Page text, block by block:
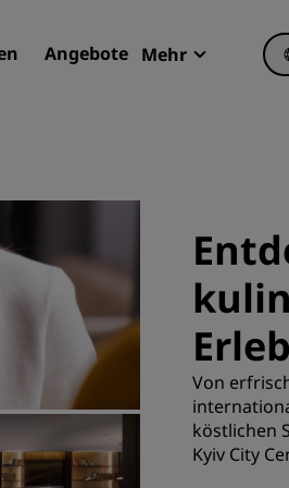
Angebote Mehr
geplante Hotels
und
Sie Radisson Meetings
Von
köstlichen
Kyiv City